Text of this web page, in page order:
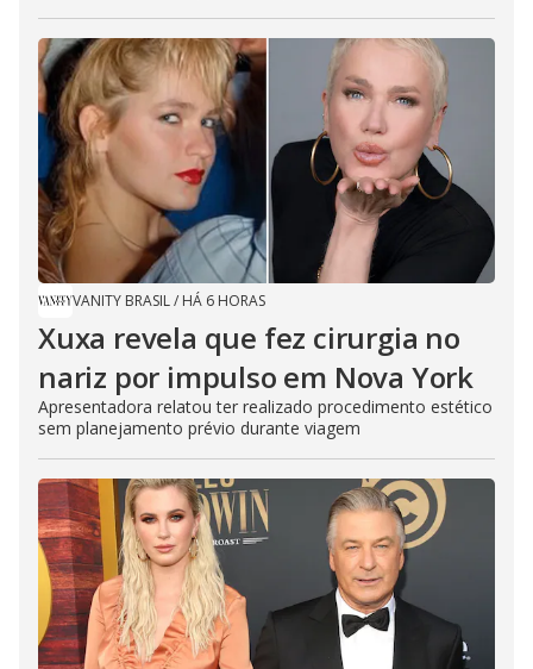
VANITY BRASIL/ HÁ 6 HORAS
Xuxa revela que fez cirurgia no
nariz por impulso em Nova York
Apresentadora relatou ter realizado procedimento estético
sem planejamento prévio durante viagem